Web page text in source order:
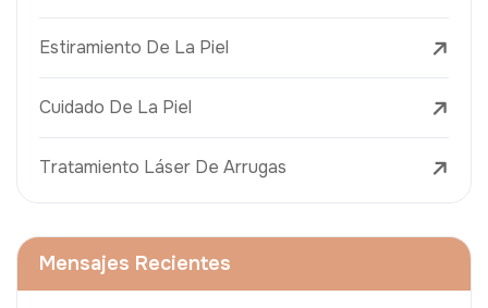
Estiramiento De La Piel
Cuidado De La Piel
Tratamiento Láser De Arrugas
Mensajes Recientes